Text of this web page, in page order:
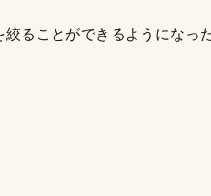
ることができるようになっ